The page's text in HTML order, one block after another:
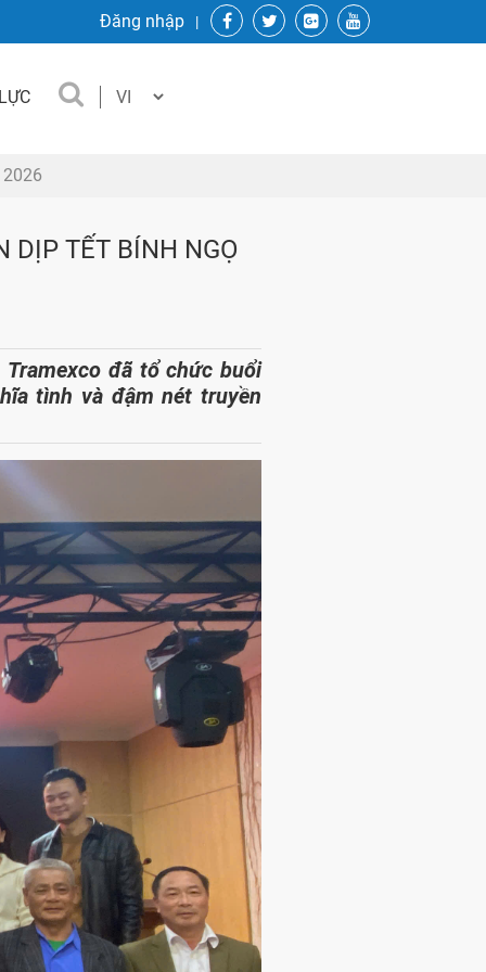
Đăng nhập
2026
DỊP TẾT BÍNH NGỌ
đã tổ chức buổi
tình và đậm nét truyền